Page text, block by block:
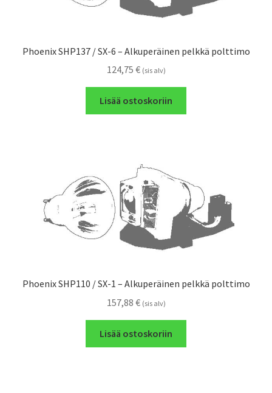
Phoenix SHP137 / SX-6 – Alkuperäinen pelkkä polttimo
124,75 € (sis alv)
Lisää ostoskoriin
Phoenix SHP110 / SX-1 – Alkuperäinen pelkkä polttimo
157,88 € (sis alv)
Lisää ostoskoriin